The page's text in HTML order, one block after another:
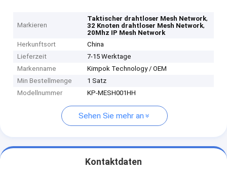
Markieren
Taktischer drahtloser Mesh Network,
32 Knoten drahtloser Mesh Network,
20Mhz IP Mesh Network
Herkunftsort
China
Lieferzeit
7-15 Werktage
Markenname
Kimpok Technology / OEM
Min Bestellmenge
1 Satz
Modellnummer
KP-MESH001HH
Sehen Sie mehr an
Kontaktdaten